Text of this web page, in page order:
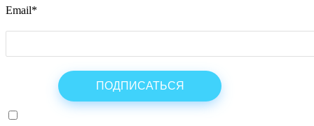
Email*